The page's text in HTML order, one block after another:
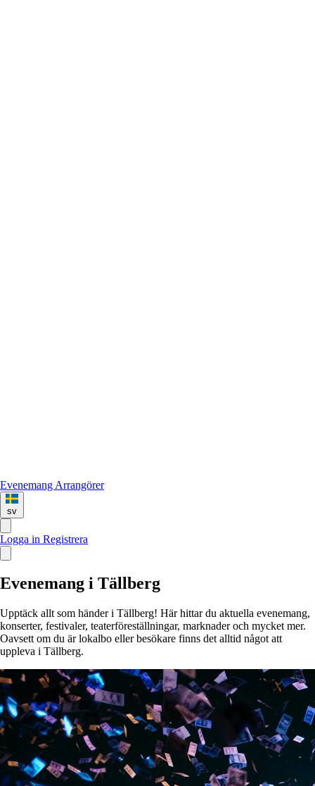
Evenemang Arrangörer
sv
Logga in Registrera
Evenemang i Tällberg
Upptäck allt som händer i Tällberg! Här hittar du aktuella evenemang,
konserter, festivaler, teaterföreställningar, marknader och mycket mer.
Oavsett om du är lokalbo eller besökare finns det alltid något att
uppleva i Tällberg.